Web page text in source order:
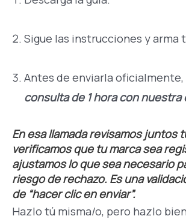
Sigue las instrucciones y arma
Antes de enviarla oficialmente,
consulta de 1 hora con nuestra
En esa llamada revisamos juntos
verificamos que tu marca sea
ajustamos lo que sea necesario
riesgo de rechazo. Es una
de “hacer clic en enviar”.
Hazlo tú misma/o, pero hazlo